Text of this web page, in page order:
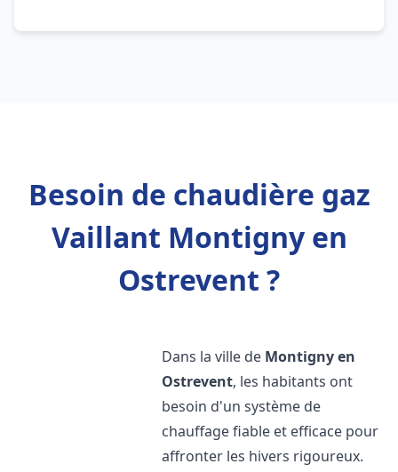
Besoin de chaudière gaz
Vaillant Montigny en
Ostrevent ?
Dans la ville de Montigny en
Ostrevent, les habitants ont
besoin d'un système de
chauffage fiable et efficace pour
affronter les hivers rigoureux.